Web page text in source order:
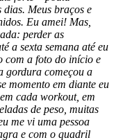
dias. Meus braços e
Eu amei! Mas,
perder as
a sexta semana até eu
com a foto do início e
gordura começou a
momento em diante eu
cada workout, em
de peso, muitas
me vi uma pessoa
e com o quadril